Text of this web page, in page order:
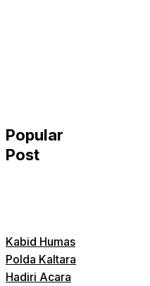
Popular
Post
Kabid Humas
Polda Kaltara
Hadiri Acara